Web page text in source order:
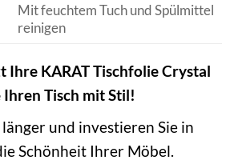
Mit feuchtem Tuch und Spülmittel
reinigen
Ihre KARAT Tischfolie Crystal
Ihren Tisch mit Stil!
und investieren Sie in
Schönheit Ihrer Möbel.